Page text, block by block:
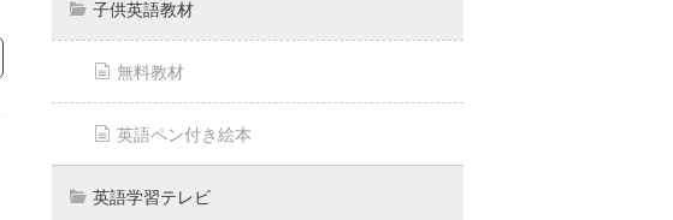
子供英語教材
無料教材
英語ペン付き絵本
英語学習テレビ